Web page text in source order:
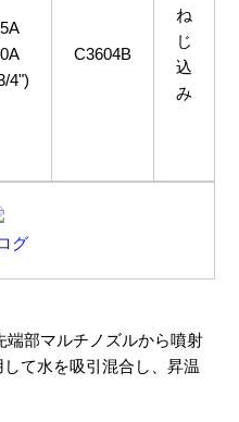
4")
C3604B
ね
じ
込
み
グ
端部マルチノズルから噴射
て水を吸引混合し、昇温